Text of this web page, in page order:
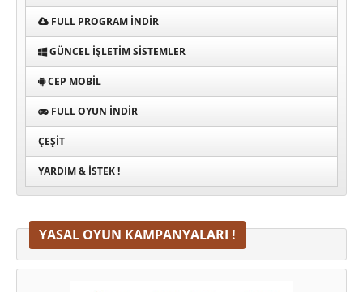
FULL PROGRAM INDIR
GÜNCEL İŞLETIM SISTEMLER
CEP MOBIL
FULL OYUN İNDIR
ÇEŞIT
YARDIM & İSTEK !
YASAL OYUN KAMPANYALARI !